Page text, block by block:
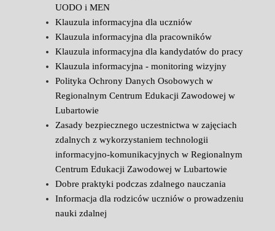
UODO i MEN
Klauzula informacyjna dla uczniów
Klauzula informacyjna dla pracowników
Klauzula informacyjna dla kandydatów do pracy
Klauzula informacyjna - monitoring wizyjny
Polityka Ochrony Danych Osobowych w
Regionalnym Centrum Edukacji Zawodowej w
Lubartowie
Zasady bezpiecznego uczestnictwa w zajęciach
zdalnych z wykorzystaniem technologii
informacyjno-komunikacyjnych w Regionalnym
Centrum Edukacji Zawodowej w Lubartowie
Dobre praktyki podczas zdalnego nauczania
Informacja dla rodziców uczniów o prowadzeniu
nauki zdalnej